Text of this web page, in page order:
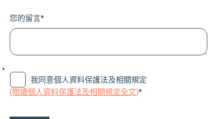
您的留言*
我同意個人資料保護法及相關規定
(閱讀個人資料保護法及相關規定全文)*